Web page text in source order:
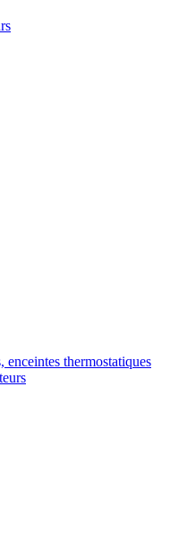
enceintes thermostatiques